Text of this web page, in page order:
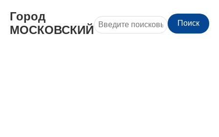
Город
МОСКОВСКИЙ
Поиск